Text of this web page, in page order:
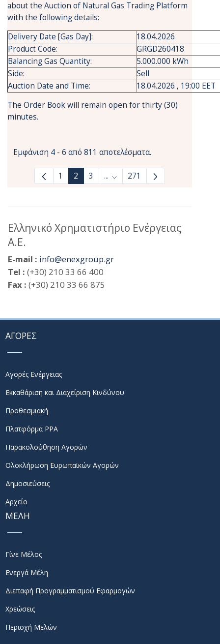
about the Auction of Natural Gas Trading Platform
with the following details:
Delivery Date [Gas Day]:
18.04.2026
Product Code:
GRGD260418
Balancing Gas Quantity:
5.000.000 kWh
Side:
Sell
Auction Date and Time:
18.04.2026 , 19:00 EET
The Order Book will remain open for thirty (30)
minutes.
Εμφάνιση 4 - 6 από 811 αποτελέσματα.
1 2 3 ... Ενδιάμεσες σελίδες Use TAB
271
Ελληνικό Χρηματιστήριο Ενέργειας
Α.Ε.
E-mail : info@enexgroup.gr
Tel : (+30) 210 33 66 400
Fax : (+30) 210 33 66 875
ΑΓΟΡΕΣ
Αγορές Ενέργειας
Εκκαθάριση και Διαχείριση Κινδύνου
Προθεσμιακή
Πλατφόρμα PPA
Παρακολούθηση Αγορών
Ολοκλήρωση Ευρωπαϊκών Αγορών
Δημοσιεύσεις
Αρχείο
ΜΕΛΗ
Γίνε Μέλος
Ενεργά Μέλη
Διεπαφή Προγραμματισμού Εφαρμογών
Χρεώσεις
Περιοχή Μελών